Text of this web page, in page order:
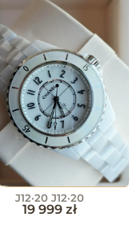
J12·20 J12·20
19 999 zł